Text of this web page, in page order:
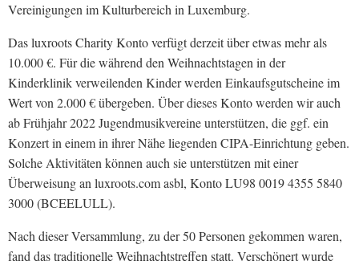
Vereinigungen im Kulturbereich in Luxemburg.
Das luxroots Charity Konto verfügt derzeit über etwas mehr als
10.000 €. Für die während den Weihnachtstagen in der
Kinderklinik verweilenden Kinder werden Einkaufsgutscheine im
Wert von 2.000 € übergeben. Über dieses Konto werden wir auch
ab Frühjahr 2022 Jugendmusikvereine unterstützen, die ggf. ein
Konzert in einem in ihrer Nähe liegenden CIPA-Einrichtung geben.
Solche Aktivitäten können auch sie unterstützen mit einer
Überweisung an luxroots.com asbl, Konto LU98 0019 4355 5840
3000 (BCEELULL).
Nach dieser Versammlung, zu der 50 Personen gekommen waren,
fand das traditionelle Weihnachtstreffen statt. Verschönert wurde